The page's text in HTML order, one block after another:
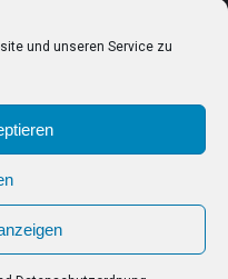
und unseren Service zu